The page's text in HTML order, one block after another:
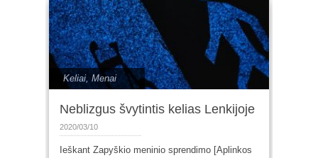
Keliai Menai
Neblizgus švytintis kelias Lenkijoje
2020/03/10
Ieškant Zapyškio meninio sprendimo [Aplinkos